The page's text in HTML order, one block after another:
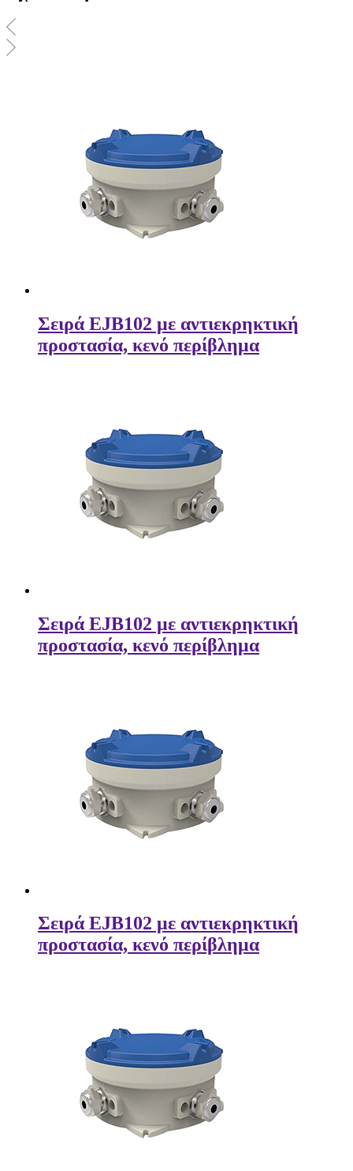
Σειρά EJB102 με αντιεκρηκτική
προστασία, κενό περίβλημα
Σειρά EJB102 με αντιεκρηκτική
προστασία, κενό περίβλημα
Σειρά EJB102 με αντιεκρηκτική
προστασία, κενό περίβλημα